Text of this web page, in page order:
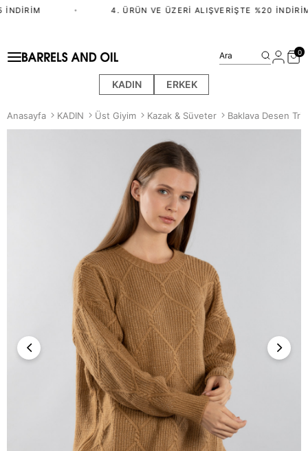
4. ÜRÜN VE ÜZERI ALIŞVERIŞTE %20 İNDIRIM
KADIN ERKEK
Ara 0
Anasayfa KADIN Üst Giyim Kazak & Süveter Baklava Desen